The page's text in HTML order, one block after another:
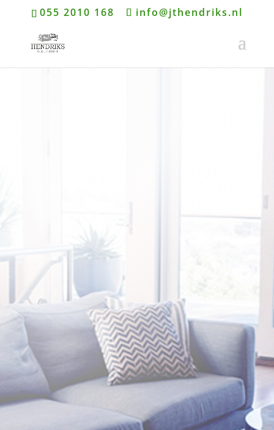
055 2010 168 info@jthendriks.nl
Prins Willem-Alexanderlaan 705, Apeldoorn
Openingstijden
ma t/m zat
09.00 tot 20.00 uur